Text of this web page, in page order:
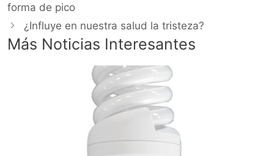
forma de pico
¿Influye en nuestra salud la tristeza?
Más Noticias Interesantes